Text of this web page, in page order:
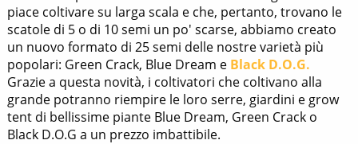
piace coltivare su larga scala e che, pertanto, trovano le
scatole di 5 o di 10 semi un po' scarse, abbiamo creato
un nuovo formato di 25 semi delle nostre varietà più
popolari: Green Crack, Blue Dream e Black D.O.G.
Grazie a questa novità, i coltivatori che coltivano alla
grande potranno riempire le loro serre, giardini e grow
tent di bellissime piante Blue Dream, Green Crack o
Black D.O.G a un prezzo imbattibile.